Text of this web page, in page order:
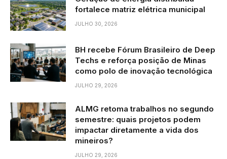
fortalece matriz elétrica municipal
JULHO 30, 2026
BH recebe Fórum Brasileiro de Deep
Techs e reforça posição de Minas
como polo de inovação tecnológica
JULHO 29, 2026
ALMG retoma trabalhos no segundo
semestre: quais projetos podem
impactar diretamente a vida dos
mineiros?
JULHO 29, 2026